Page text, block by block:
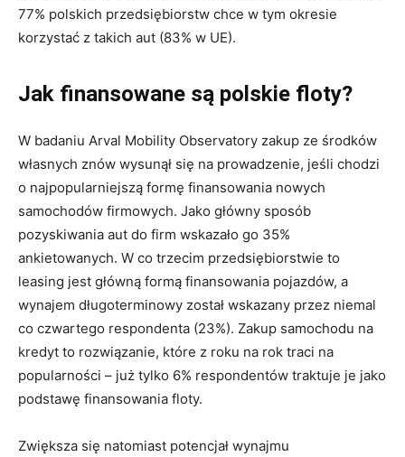
77% polskich przedsiębiorstw chce w tym okresie
korzystać z takich aut (83% w UE).
Jak finansowane są polskie floty?
W badaniu Arval Mobility Observatory zakup ze środków
własnych znów wysunął się na prowadzenie, jeśli chodzi
o najpopularniejszą formę finansowania nowych
samochodów firmowych. Jako główny sposób
pozyskiwania aut do firm wskazało go 35%
ankietowanych. W co trzecim przedsiębiorstwie to
leasing jest główną formą finansowania pojazdów, a
wynajem długoterminowy został wskazany przez niemal
co czwartego respondenta (23%). Zakup samochodu na
kredyt to rozwiązanie, które z roku na rok traci na
popularności – już tylko 6% respondentów traktuje je jako
podstawę finansowania floty.
Zwiększa się natomiast potencjał wynajmu